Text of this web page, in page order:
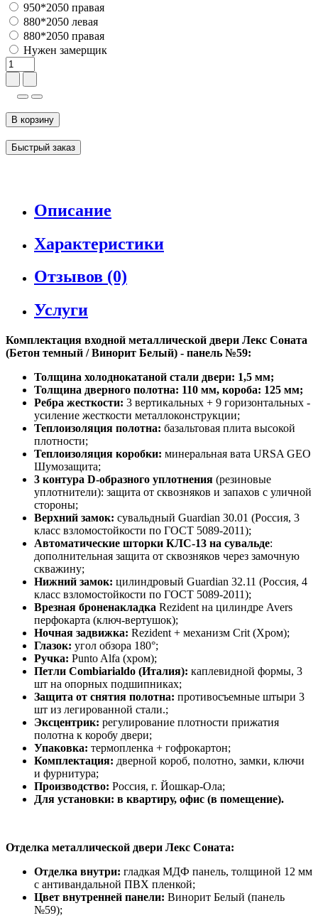
950*2050 правая
880*2050 левая
880*2050 правая
Нужен замерщик
В корзину
Быстрый заказ
Описание
Характеристики
Отзывов (0)
Услуги
Комплектация входной металлической двери Лекс Соната
(Бетон темный / Винорит Белый) - панель №59:
Толщина холоднокатаной стали двери: 1,5 мм;
Толщина дверного полотна: 110 мм, короба: 125 мм;
Ребра жесткости: 3 вертикальных + 9 горизонтальных -
усиление жесткости металлоконструкции;
Теплоизоляция полотна: базальтовая плита высокой
плотности;
Теплоизоляция коробки: минеральная вата URSA GEO
Шумозащита;
3 контура D-образного уплотнения (резиновые
уплотнители): защита от сквозняков и запахов с уличной
стороны;
Верхний замок: сувальдный Guardian 30.01 (Россия, 3
класс взломостойкости по ГОСТ 5089-2011);
Автоматические шторки КЛС-13 на сувальде:
дополнительная защита от сквозняков через замочную
скважину;
Нижний замок: цилиндровый Guardian 32.11 (Россия, 4
класс взломостойкости по ГОСТ 5089-2011);
Врезная броненакладка Rezident на цилиндре Avers
перфокарта (ключ-вертушок);
Ночная задвижка: Rezident + механизм Crit (Хром);
Глазок: угол обзора 180°;
Ручка: Punto Alfa (хром);
Петли Combiarialdo (Италия): каплевидной формы, 3
шт на опорных подшипниках;
Защита от снятия полотна: противосъемные штыри 3
шт из легированной стали.;
Эксцентрик: регулирование плотности прижатия
полотна к коробу двери;
Упаковка: термопленка + гофрокартон;
Комплектация: дверной короб, полотно, замки, ключи
и фурнитура;
Производство: Россия, г. Йошкар-Ола;
Для установки: в квартиру, офис (в помещение).
Отделка металлической двери Лекс Соната:
Отделка внутри: гладкая МДФ панель, толщиной 12 мм
с антивандальной ПВХ пленкой;
Цвет внутренней панели: Винорит Белый (панель
№59);